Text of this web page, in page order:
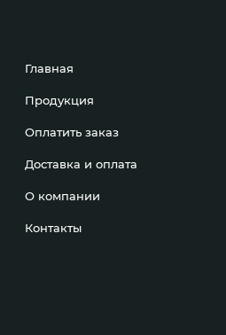
Главная
Продукция
Оплатить заказ
Доставка и оплата
О компании
Контакты